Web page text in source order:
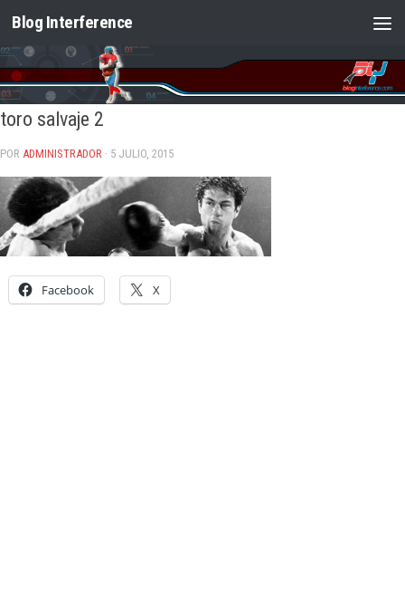
Saltar al contenido
Blog Interference
toro salvaje 2
POR ADMINISTRADOR · 5 JULIO, 2015
Facebook X